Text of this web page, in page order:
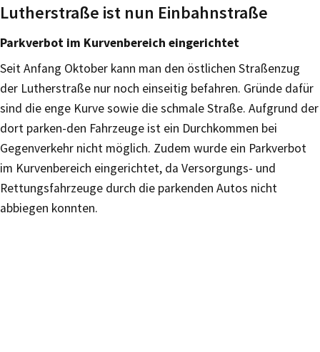
Lutherstraße ist nun Einbahnstraße
Parkverbot im Kurvenbereich eingerichtet
Seit Anfang Oktober kann man den östlichen Straßenzug
der Lutherstraße nur noch einseitig befahren. Gründe dafür
sind die enge Kurve sowie die schmale Straße. Aufgrund der
dort parken-den Fahrzeuge ist ein Durchkommen bei
Gegenverkehr nicht möglich. Zudem wurde ein Parkverbot
im Kurvenbereich eingerichtet, da Versorgungs- und
Rettungsfahrzeuge durch die parkenden Autos nicht
abbiegen konnten.